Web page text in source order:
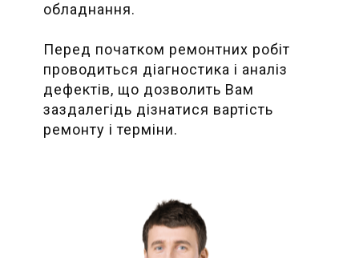
обладнання.
Перед початком ремонтних робіт
проводиться діагностика і аналіз
дефектів, що дозволить Вам
заздалегідь дізнатися вартість
ремонту і терміни.